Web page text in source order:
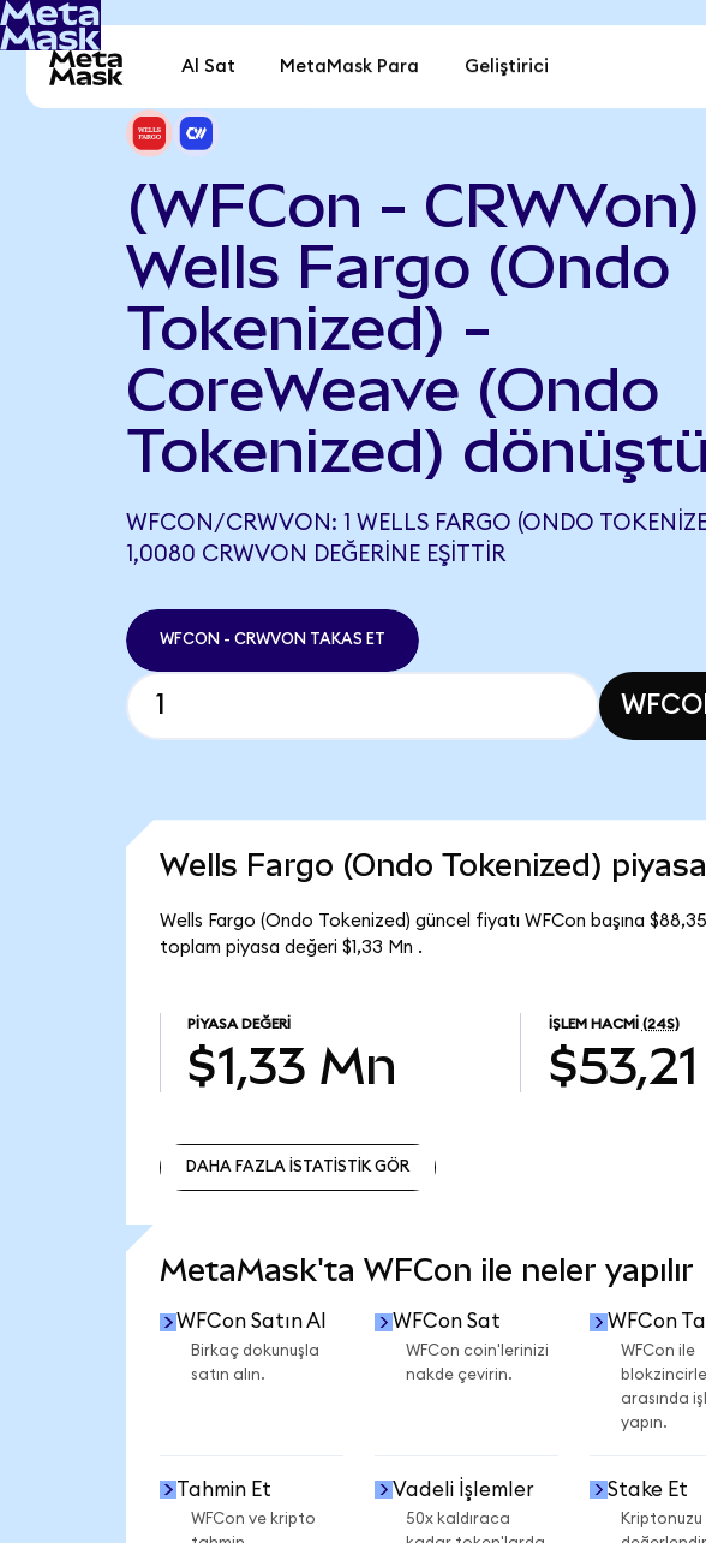
Al Sat MetaMask Para Geliştirici
(WFCon - CRWVon)
Wells Fargo (Ondo
Tokenized) -
CoreWeave (Ondo
Tokenized)
WFCON/CRWVON: 1 WELLS FARGO (ONDO
1,0080 CRWVON DEĞERINE EŞITTIR
WFCON - CRWVON TAKAS ET
Wells Fargo (Ondo Tokenized)
Wells Fargo (Ondo Tokenized) güncel fiyatı WFCon başına
toplam piyasa değeri $1,33 Mn .
PIYASA DEĞERI
$1,33 Mn
İŞLEM HACMI (24S)
DAHA FAZLA İSTATİSTİK GÖR
MetaMask'ta WFCon ile neler yapılır
WFCon Satın Al
Birkaç dokunuşla
satın alın.
WFCon Sat
WFCon coin'lerinizi
nakde çevirin.
WFCon
WFCon ile
arasında
yapın.
Tahmin Et
WFCon ve kripto
Vadeli İşlemler
50x kaldıraca
Stake Et
Kriptonuzu